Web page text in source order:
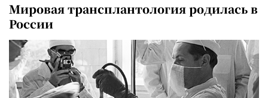
Мировая трансплантология родилась в
России